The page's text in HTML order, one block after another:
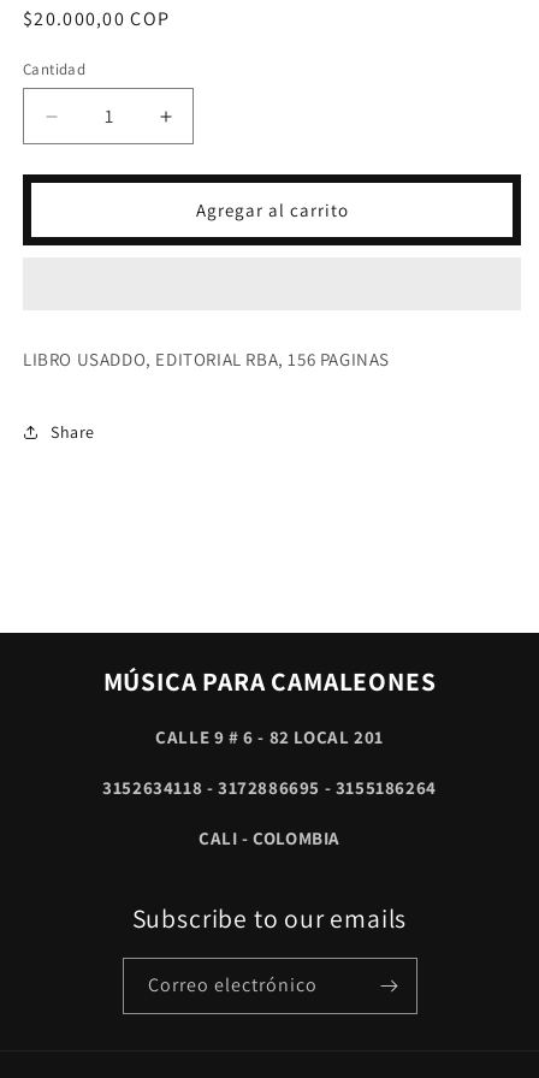
Precio
$20.000,00 COP
Cantidad
Reducir
cantidad
para
RICCARDI
Aumentar
cantidad
para
CONVIVIR-
ANDREA
RICCARDI
Agregar al carrito
LIBRO USADDO, EDITORIAL RBA, 156 PAGINAS
Share
MÚSICA PARA CAMALEONES
CALLE 9 # 6 - 82 LOCAL 201
3152634118 - 3172886695 - 3155186264
CALI - COLOMBIA
Subscribe to our emails
Correo electrónico